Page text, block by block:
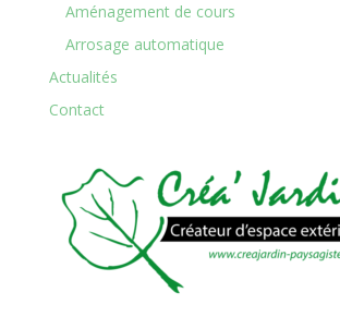
Aménagement de cours
Arrosage automatique
Actualités
Contact